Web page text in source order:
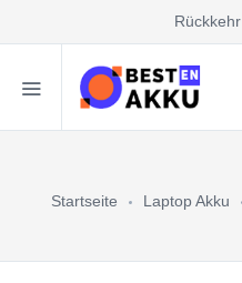
Rückkehr
Startseite Laptop Akku